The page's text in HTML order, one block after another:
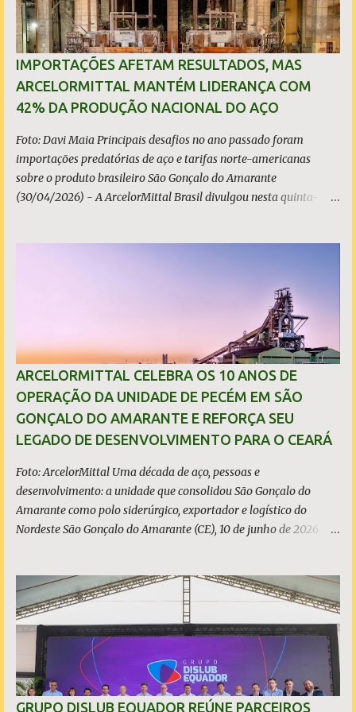
IMPORTAÇÕES AFETAM RESULTADOS, MAS
ARCELORMITTAL MANTÉM LIDERANÇA COM
42% DA PRODUÇÃO NACIONAL DO AÇO
Foto: Davi Maia Principais desafios no ano passado foram
importações predatórias de aço e tarifas norte-americanas
sobre o produto brasileiro São Gonçalo do Amarante
(30/04/2026) - A ArcelorMittal Brasil divulgou nesta quinta-
e operacionais da organização e de todo o setor do aço brasileiro.
Ainda assim, a empresa manteve-se como líder no Brasil, com
42% da produção nacional de aço bruto, os investimentos
programados e permaneceu firme em seus valores de segurança,
sustentabilidade, qualidade e liderança. A produção total de aço
somou 15,14 milhões de toneladas – um recuo de 1,3% em
relação a 2024. A produção de minério de ferro atingiu 2,34
milhões de toneladas, montante 18,3% menor que 2024. Neste
caso, o resultado foi impactado pela trans...
ARCELORMITTAL CELEBRA OS 10 ANOS DE
OPERAÇÃO DA UNIDADE DE PECÉM EM SÃO
GONÇALO DO AMARANTE E REFORÇA SEU
LEGADO DE DESENVOLVIMENTO PARA O CEARÁ
Foto: ArcelorMittal Uma década de aço, pessoas e
desenvolvimento: a unidade que consolidou São Gonçalo do
Amarante como polo siderúrgico, exportador e logístico do
Nordeste São Gonçalo do Amarante (CE), 10 de junho de 2026 - A
números da produção. Desde o acendimento do Alto-Forno, em
junho de 2016, a unidade produziu mais de 27 milhões de
toneladas de placas de aço, exportadas para mais de 20 países, e
consolidou o Ceará como polo siderúrgico, exportador e logístico
do Nordeste. Com capacidade instalada de 3 milhões de
toneladas de placas de aço por ano - marca atingida em 2023 e
consolidada nos anos seguintes, a planta emprega diretamente
GRUPO DISLUB EQUADOR REÚNE PARCEIROS